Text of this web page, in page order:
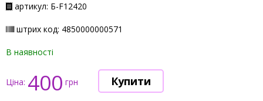
артикул: Б-F12420
штрих код: 4850000000571
В наявності
Ціна: 400 грн